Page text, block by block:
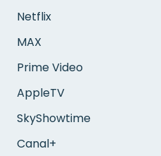
Netflix
MAX
Prime Video
AppleTV
SkyShowtime
Canal+